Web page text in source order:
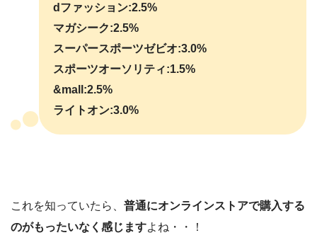
dファッション:2.5%
マガシーク:2.5%
スーパースポーツゼビオ:3.0%
スポーツオーソリティ:1.5%
&mall:2.5%
ライトオン:3.0%
これを知っていたら、 普通にオンラインストアで購入する
のがもったいなく感じますよね・・！